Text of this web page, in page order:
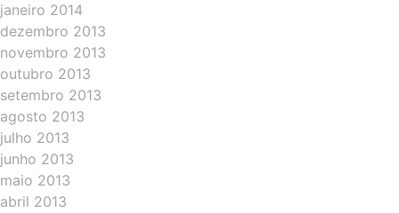
janeiro 2014
dezembro 2013
novembro 2013
outubro 2013
setembro 2013
agosto 2013
julho 2013
junho 2013
maio 2013
abril 2013